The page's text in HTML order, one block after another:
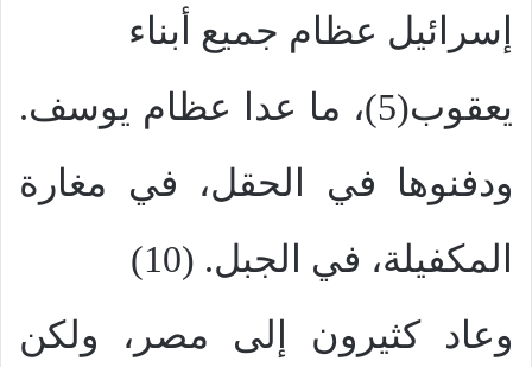
إسرائيل عظام جميع أبناء
يعقوب(5)، ما عدا عظام يوسف.
ودفنوها في الحقل، في مغارة
المكفيلة، في الجبل. (10)
وعاد كثيرون إلى مصر، ولكن